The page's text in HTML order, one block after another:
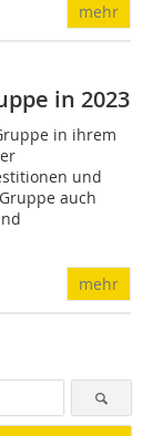
mehr
in 2023
in ihrem
und
auch
mehr